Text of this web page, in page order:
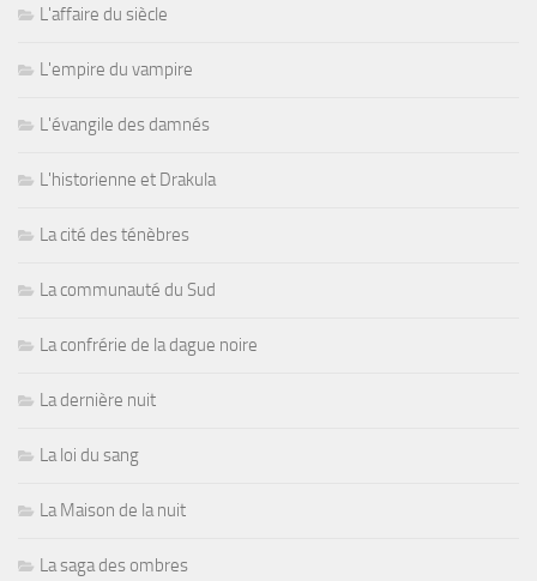
L'affaire du siècle
L'empire du vampire
L'évangile des damnés
L'historienne et Drakula
La cité des ténèbres
La communauté du Sud
La confrérie de la dague noire
La dernière nuit
La loi du sang
La Maison de la nuit
La saga des ombres